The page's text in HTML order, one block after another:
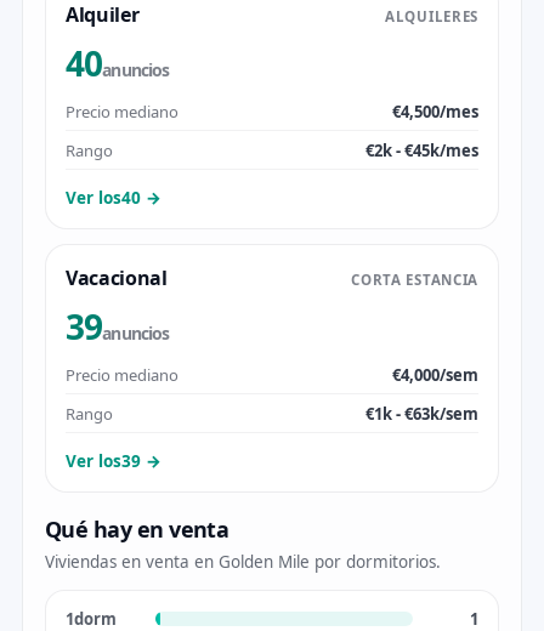
Alquiler ALQUILERES
40anuncios
Precio mediano
€4,500/mes
Rango
€2k - €45k/mes
Ver los40 →
Vacacional CORTA ESTANCIA
39anuncios
Precio mediano
€4,000/sem
Rango
€1k - €63k/sem
Ver los39 →
Qué hay en venta
Viviendas en venta en Golden Mile por dormitorios.
1dorm
1